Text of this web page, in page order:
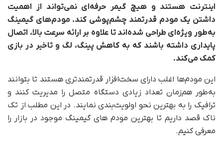
اینترنت هستند و هیچ گیمر حرفه‌ای نمی‌تواند از اهمیت
داشتن یک مودم قدرتمند چشم‌پوشی کند. مودم‌های گیمینگ
به‌طور ویژه‌ای طراحی شده‌اند تا علاوه بر ارائه سرعت بالا، اتصال
پایداری داشته باشند که به کاهش پینگ، لگ و تاخیر در بازی
کمک می‌کند.
این مودم‌ها اغلب دارای سخت‌افزار قدرتمندتری هستند تا بتوانند
به‌طور هم‌زمان تعداد زیادی دستگاه متصل را مدیریت کنند و
ترافیک را به بهترین نحو اولویت‌بندی نمایند. در این مطلب از تک
ناک قصد داریم تا بهترین مودم های گیمینگ موجود در بازار را
معرفی کنیم.